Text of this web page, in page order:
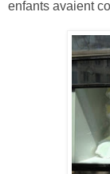
enfants avaient